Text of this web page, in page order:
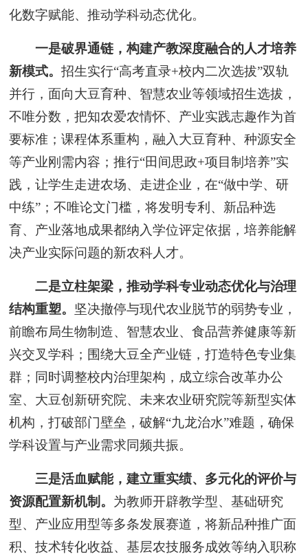
化数字赋能、推动学科动态优化。
一是破界通链，构建产教深度融合的人才培养
新模式。招生实行“高考直录+校内二次选拔”双轨
并行，面向大豆育种、智慧农业等领域招生选拔，
不唯分数，把知农爱农情怀、产业实践志趣作为首
要标准；课程体系重构，融入大豆育种、种源安全
等产业刚需内容；推行“田间思政+项目制培养”实
践，让学生走进农场、走进企业，在“做中学、研
中练”；不唯论文门槛，将发明专利、新品种选
育、产业落地成果都纳入学位评定依据，培养能解
决产业实际问题的新农科人才。
二是立柱架梁， 推动学科专业动态优化与治理
结构重塑。 坚决撤停与现代农业脱节的弱势专业，
前瞻布局生物制造、智慧农业、食品营养健康等新
兴交叉学科；围绕大豆全产业链，打造特色专业集
群；同时调整校内治理架构，成立综合改革办公
室、大豆创新研究院、未来农业研究院等新型实体
机构，打破部门壁垒，破解“九龙治水”难题，确保
学科设置与产业需求同频共振。
三是活血赋能， 建立重实绩、多元化的评价与
资源配置新机制。 为教师开辟教学型、基础研究
型、产业应用型等多条发展赛道，将新品种推广面
积、技术转化收益、基层农技服务成效等纳入职称